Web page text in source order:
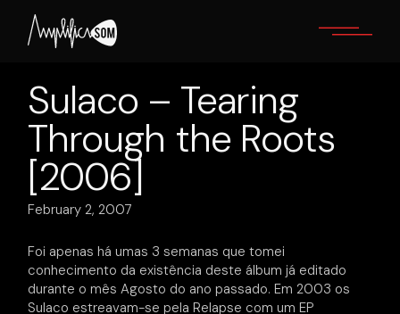
content
Sulaco – Tearing
Through the Roots
[2006]
February 2, 2007
Foi apenas há umas 3 semanas que tomei
conhecimento da existência deste álbum já editado
durante o mês Agosto do ano passado. Em 2003 os
Sulaco estreavam-se pela Relapse com um EP